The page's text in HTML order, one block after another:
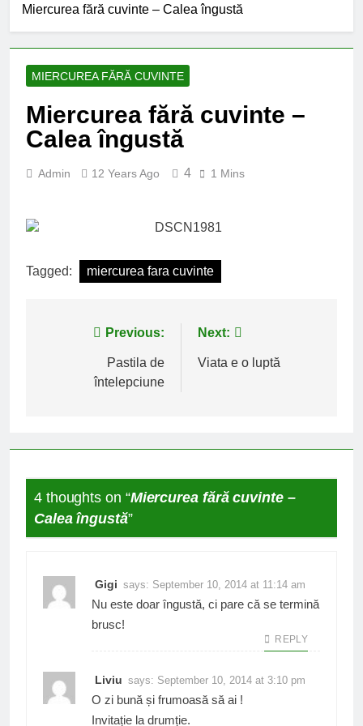
Miercurea fără cuvinte – Calea îngustă
MIERCUREA FĂRĂ CUVINTE
Miercurea fără cuvinte –
Calea îngustă
Admin 12 Years Ago 4 1 Mins
Tagged: miercurea fara cuvinte
navigation
Previous:
Pastila de
întelepciune
Next:
Viata e o luptă
4 thoughts on “Miercurea fără cuvinte –
Calea îngustă”
Gigi says: September 10, 2014 at 11:14 am
Nu este doar îngustă, ci pare că se termină
brusc!
REPLY
Liviu says: September 10, 2014 at 3:10 pm
O zi bună și frumoasă să ai !
Invitație la drumție.